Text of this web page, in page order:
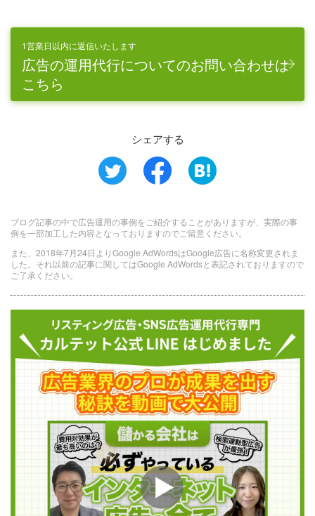
1営業日以内に返信いたします
広告の運用代行についてのお問い合わせは
こちら
シェアする
ブログ記事の中で広告運用の事例をご紹介することがありますが、実際の事
例を一部加工した内容となっておりますのでご留意ください。
また、2018年7月24日よりGoogle AdWordsはGoogle広告に名称変更されま
した。それ以前の記事に関してはGoogle AdWordsと表記されておりますので
ご了承ください。